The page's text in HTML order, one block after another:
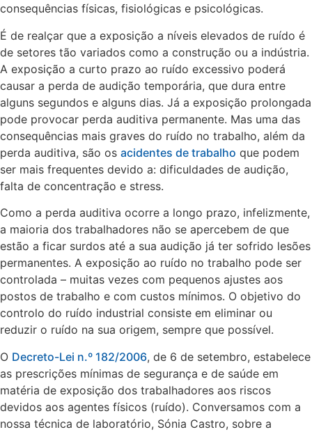
consequências físicas, fisiológicas e psicológicas.
É de realçar que a exposição a níveis elevados de ruído é
de setores tão variados como a construção ou a indústria.
A exposição a curto prazo ao ruído excessivo poderá
causar a perda de audição temporária, que dura entre
alguns segundos e alguns dias. Já a exposição prolongada
pode provocar perda auditiva permanente. Mas uma das
consequências mais graves do ruído no trabalho, além da
perda auditiva, são os acidentes de trabalho que podem
ser mais frequentes devido a: dificuldades de audição,
falta de concentração e stress.
Como a perda auditiva ocorre a longo prazo, infelizmente,
a maioria dos trabalhadores não se apercebem de que
estão a ficar surdos até a sua audição já ter sofrido lesões
permanentes. A exposição ao ruído no trabalho pode ser
controlada – muitas vezes com pequenos ajustes aos
postos de trabalho e com custos mínimos. O objetivo do
controlo do ruído industrial consiste em eliminar ou
reduzir o ruído na sua origem, sempre que possível.
O Decreto-Lei n.º 182/2006, de 6 de setembro, estabelece
as prescrições mínimas de segurança e de saúde em
matéria de exposição dos trabalhadores aos riscos
devidos aos agentes físicos (ruído). Conversamos com a
nossa técnica de laboratório, Sónia Castro, sobre a